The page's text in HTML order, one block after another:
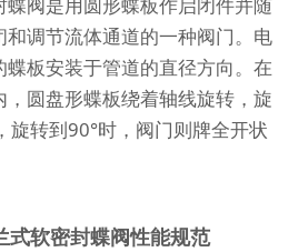
阀是用圆形蝶板作启闭件并随
调节流体通道的一种阀门。电
板安装于管道的直径方向。在
圆盘形蝶板绕着轴线旋转，旋
旋转到90°时，阀门则牌全开状
软密封蝶阀性能规范